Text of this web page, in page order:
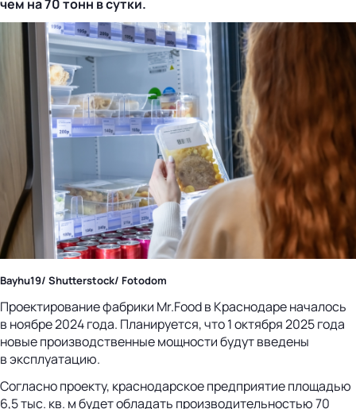
чем на 70 тонн в сутки.
Bayhu19/ Shutterstock/ Fotodom
Проектирование фабрики Mr.Food в Краснодаре началось
в ноябре 2024 года. Планируется, что 1 октября 2025 года
новые производственные мощности будут введены
в эксплуатацию.
Согласно проекту, краснодарское предприятие площадью
6,5 тыс. кв. м будет обладать производительностью 70